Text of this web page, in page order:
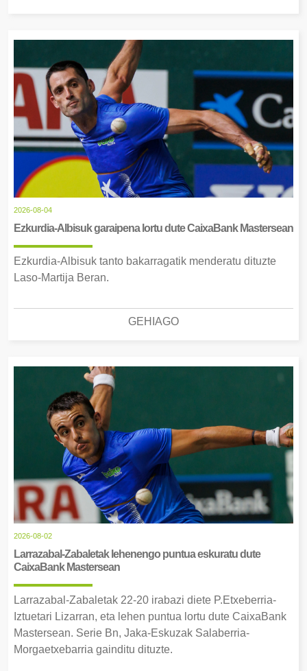
2026-08-04
Ezkurdia-Albisuk garaipena lortu dute CaixaBank Mastersean
Ezkurdia-Albisuk tanto bakarragatik menderatu dituzte
Laso-Martija Beran.
GEHIAGO
2026-08-02
Larrazabal-Zabaletak lehenengo puntua eskuratu dute
CaixaBank Mastersean
Larrazabal-Zabaletak 22-20 irabazi diete P.Etxeberria-
Iztuetari Lizarran, eta lehen puntua lortu dute CaixaBank
Mastersean. Serie Bn, Jaka-Eskuzak Salaberria-
Morgaetxebarria gainditu dituzte.